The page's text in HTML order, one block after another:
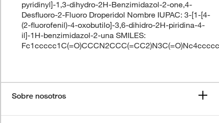
pyridinyl]-1,3-dihydro-2H-Benzimidazol-2-one,4-
Desfluoro-2-Fluoro Droperidol Nombre IUPAC: 3-[1-[4-
(2-fluorofenil)-4-oxobutilo]-3,6-dihidro-2H-piridina-4-
il]-1H-benzimidazol-2-una SMILES:
Sobre nosotros